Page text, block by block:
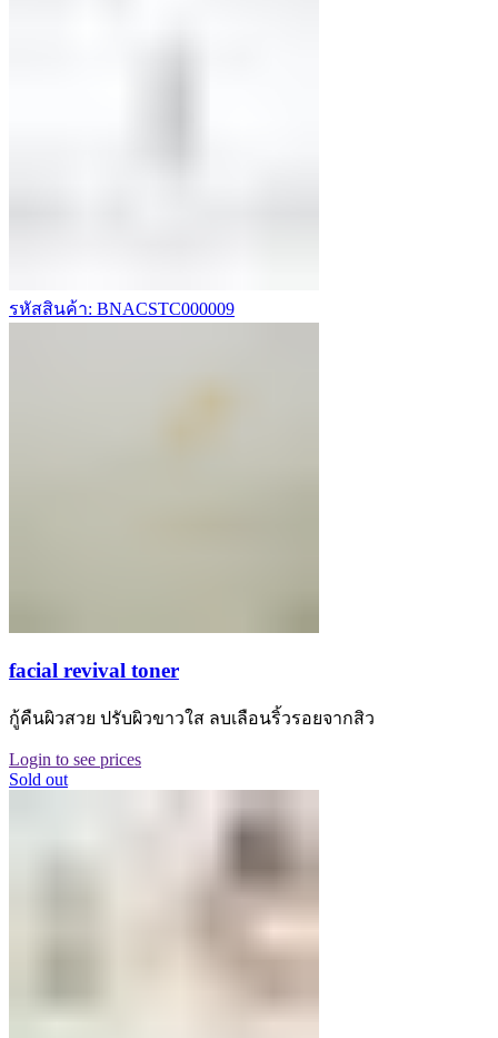
รหัสสินค้า: BNACSTC000009
facial revival toner
กู้คืนผิวสวย ปรับผิวขาวใส ลบเลือนริ้วรอยจากสิว
Login to see prices
Sold out